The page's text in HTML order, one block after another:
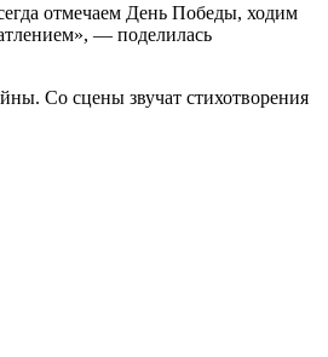
отмечаем День Победы, ходим
— поделилась
Со сцены звучат стихотворения